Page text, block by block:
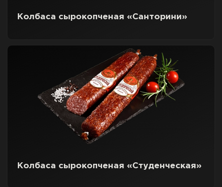
Колбаса сырокопченая «Санторини»
Колбаса сырокопченая «Студенческая»